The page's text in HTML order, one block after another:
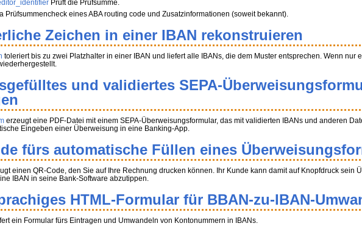
Prüft die Prüfsumme.
Prüfsummencheck eines ABA routing code und Zusatzinformationen (soweit bekannt).
Zeichen in einer IBAN rekonstruieren
toleriert bis zu zwei Platzhalter in einer IBAN und liefert alle IBANs, die dem Muster entsprechen. Wenn nur
und validiertes SEPA-
erzeugt eine PDF-Datei mit einem SEPA-Überweisungsformular, das mit validierten IBANs und anderen
Eingeben einer Überweisung in eine Banking-App.
fürs automatische Füllen eines
einen QR-Code, den Sie auf Ihre Rechnung drucken können. Ihr Kunde kann damit auf Knopfdruck sein
IBAN in seine Bank-Software abzutippen.
HTML-Formular für BBAN-zu-IBAN-
ein Formular fürs Eintragen und Umwandeln von Kontonummern in IBANs.